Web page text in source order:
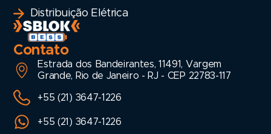
Distribuição Elétrica
Contato
Estrada dos Bandeirantes, 11491, Vargem
Grande, Rio de Janeiro - RJ - CEP 22783-117
+55 (21) 3647-1226
+55 (21) 3647-1226